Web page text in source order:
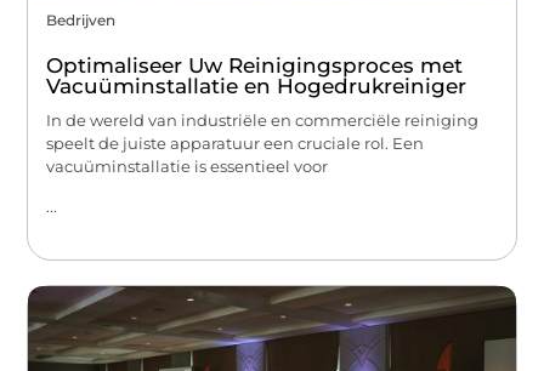
Bedrijven
Optimaliseer Uw Reinigingsproces met
Vacuüminstallatie en Hogedrukreiniger
In de wereld van industriële en commerciële reiniging
speelt de juiste apparatuur een cruciale rol. Een
vacuüminstallatie is essentieel voor
...